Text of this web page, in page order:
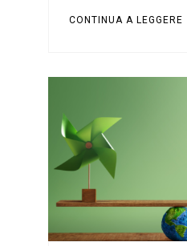
CONTINUA A LEGGERE